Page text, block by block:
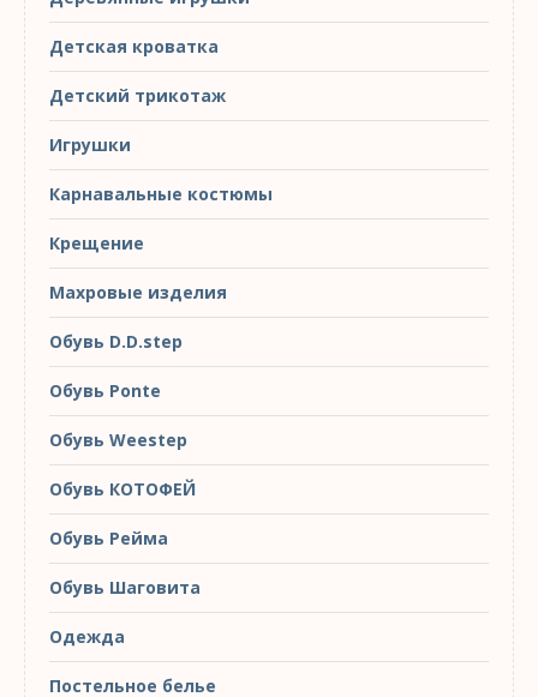
Детская кроватка
Детский трикотаж
Игрушки
Карнавальные костюмы
Крещение
Махровые изделия
Обувь D.D.step
Обувь Ponte
Обувь Weestep
Обувь КОТОФЕЙ
Обувь Рейма
Обувь Шаговита
Одежда
Постельное белье